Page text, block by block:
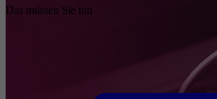
Das müssen Sie tun